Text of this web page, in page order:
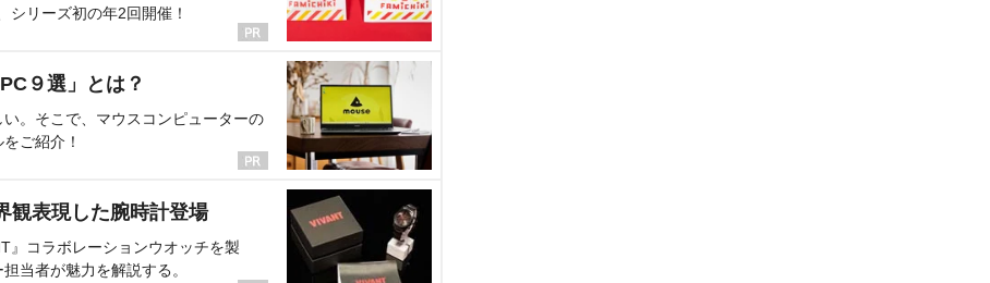
シリーズ初の年2回開催！
９選」とは？
。そこで、マウスコンピューターの
ご紹介！
観表現した腕時計登場
』コラボレーションウオッチを製
当者が魅力を解説する。